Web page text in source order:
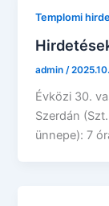
Templomi
admin /
Évközi 30.
Szerdán
ünnepe): 7